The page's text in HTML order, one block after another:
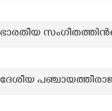
ഭാരതീയ
ദേശീയ